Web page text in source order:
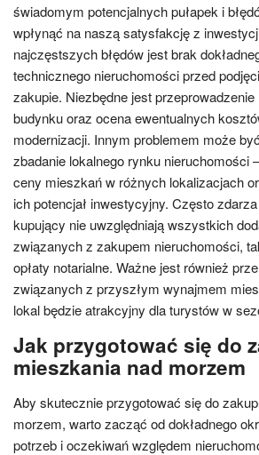
świadomym potencjalnych pułapek i
wpłynąć na naszą satysfakcję z
najczęstszych błędów jest brak
technicznego nieruchomości przed
zakupie. Niezbędne jest
budynku oraz ocena ewentualnych
modernizacji. Innym problemem może
zbadanie lokalnego rynku nieruchomości
ceny mieszkań w różnych lokalizacjach
ich potencjał inwestycyjny. Często
kupujący nie uwzględniają wszystkich
związanych z zakupem nieruchomości,
opłaty notarialne. Ważne jest również
związanych z przyszłym wynajmem
lokal będzie atrakcyjny dla turystów w
Jak przygotować się do
mieszkania nad morzem
Aby skutecznie przygotować się do
morzem, warto zacząć od dokładnego
potrzeb i oczekiwań względem